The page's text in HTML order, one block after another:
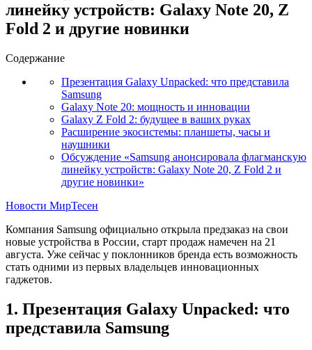
линейку устройств: Galaxy Note 20, Z
Fold 2 и другие новинки
Содержание
Презентация Galaxy Unpacked: что представила
Samsung
Galaxy Note 20: мощность и инновации
Galaxy Z Fold 2: будущее в ваших руках
Расширение экосистемы: планшеты, часы и
наушники
Обсуждение «Samsung анонсировала флагманскую
линейку устройств: Galaxy Note 20, Z Fold 2 и
другие новинки»
Новости МирТесен
Компания Samsung официально открыла предзаказ на свои
новые устройства в России, старт продаж намечен на 21
августа. Уже сейчас у поклонников бренда есть возможность
стать одними из первых владельцев инновационных
гаджетов.
1. Презентация Galaxy Unpacked: что
представила Samsung